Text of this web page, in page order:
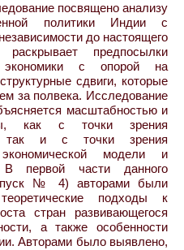
посвящено анализу
политики Индии с
до настоящего
предпосылки
экономики с опорой на
сдвиги, которые
за полвека. Исследование
масштабностью и
как с точки зрения
так и с точки зрения
модели и
В первой части данного
№ 4) авторами были
подходы к
стран развивающегося
а также особенности
Авторами было выявлено,